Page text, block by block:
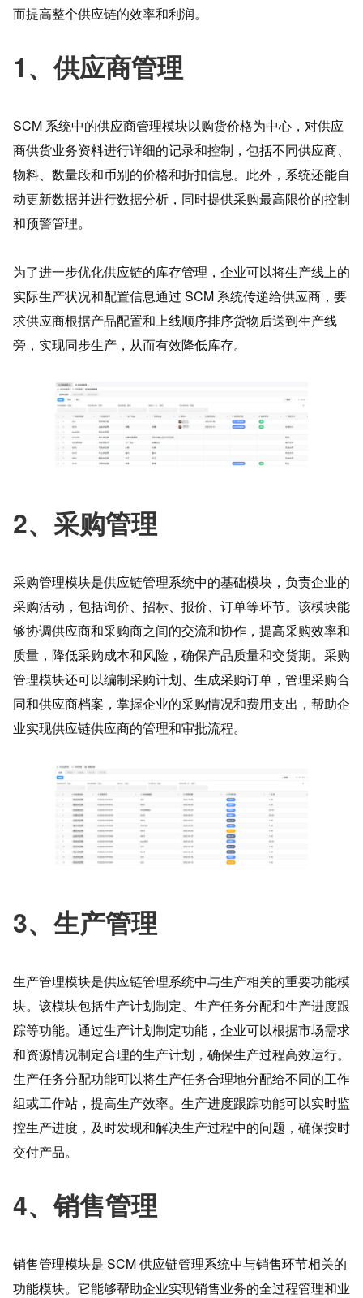
而提高整个供应链的效率和利润。
1、供应商管理
SCM 系统中的供应商管理模块以购货价格为中心，对供应
商供货业务资料进行详细的记录和控制，包括不同供应商、
物料、数量段和币别的价格和折扣信息。此外，系统还能自
动更新数据并进行数据分析，同时提供采购最高限价的控制
和预警管理。
为了进一步优化供应链的库存管理，企业可以将生产线上的
实际生产状况和配置信息通过 SCM 系统传递给供应商，要
求供应商根据产品配置和上线顺序排序货物后送到生产线
旁，实现同步生产，从而有效降低库存。
2、采购管理
采购管理模块是供应链管理系统中的基础模块，负责企业的
采购活动，包括询价、招标、报价、订单等环节。该模块能
够协调供应商和采购商之间的交流和协作，提高采购效率和
质量，降低采购成本和风险，确保产品质量和交货期。采购
管理模块还可以编制采购计划、生成采购订单，管理采购合
同和供应商档案，掌握企业的采购情况和费用支出，帮助企
业实现供应链供应商的管理和审批流程。
3、生产管理
生产管理模块是供应链管理系统中与生产相关的重要功能模
块。该模块包括生产计划制定、生产任务分配和生产进度跟
踪等功能。通过生产计划制定功能，企业可以根据市场需求
和资源情况制定合理的生产计划，确保生产过程高效运行。
生产任务分配功能可以将生产任务合理地分配给不同的工作
组或工作站，提高生产效率。生产进度跟踪功能可以实时监
控生产进度，及时发现和解决生产过程中的问题，确保按时
交付产品。
4、销售管理
销售管理模块是 SCM 供应链管理系统中与销售环节相关的
功能模块。它能够帮助企业实现销售业务的全过程管理和业